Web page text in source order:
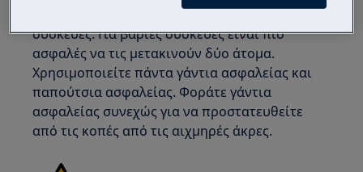
Πάντα να είστε προσεκτικοί όταν μετακινείτε
συσκευές. Για βαριές συσκευές είναι πιο
ασφαλές να τις μετακινούν δύο άτομα.
Χρησιμοποιείτε πάντα γάντια ασφαλείας και
παπούτσια ασφαλείας. Φοράτε γάντια
ασφαλείας συνεχώς για να προστατευθείτε
από τις κοπές από τις αιχμηρές άκρες.